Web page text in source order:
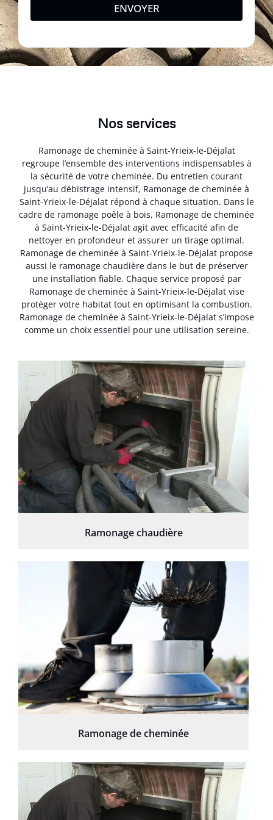
ENVOYER
Nos services
Ramonage de cheminée à Saint-Yrieix-le-Déjalat
regroupe l’ensemble des interventions indispensables à
la sécurité de votre cheminée. Du entretien courant
jusqu’au débistrage intensif, Ramonage de cheminée à
Saint-Yrieix-le-Déjalat répond à chaque situation. Dans le
cadre de ramonage poêle à bois, Ramonage de cheminée
à Saint-Yrieix-le-Déjalat agit avec efficacité afin de
nettoyer en profondeur et assurer un tirage optimal.
Ramonage de cheminée à Saint-Yrieix-le-Déjalat propose
aussi le ramonage chaudière dans le but de préserver
une installation fiable. Chaque service proposé par
Ramonage de cheminée à Saint-Yrieix-le-Déjalat vise
protéger votre habitat tout en optimisant la combustion.
Ramonage de cheminée à Saint-Yrieix-le-Déjalat s’impose
comme un choix essentiel pour une utilisation sereine.
Ramonage chaudière
Ramonage de cheminée